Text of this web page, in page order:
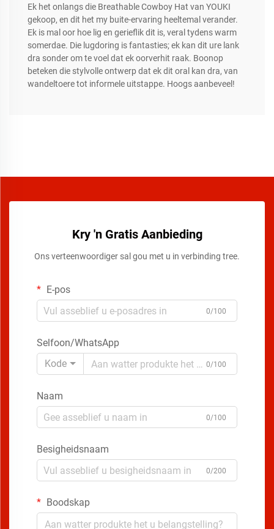
Ek het onlangs die Breathable Cowboy Hat van YOUKI
gekoop, en dit het my buite-ervaring heeltemal verander.
Ek is mal oor hoe lig en gerieflik dit is, veral tydens warm
somerdae. Die lugdoring is fantasties; ek kan dit ure lank
dra sonder om te voel dat ek oorverhit raak. Boonop
beteken die stylvolle ontwerp dat ek dit oral kan dra, van
wandeltoere tot informele uitstappe. Hoogs aanbeveel!
Kry 'n Gratis Aanbieding
Ons verteenwoordiger sal gou met u in verbinding tree.
E-pos
0/100
Selfoon/WhatsApp
Kode
0/100
Naam
0/100
Besigheidsnaam
0/200
Boodskap